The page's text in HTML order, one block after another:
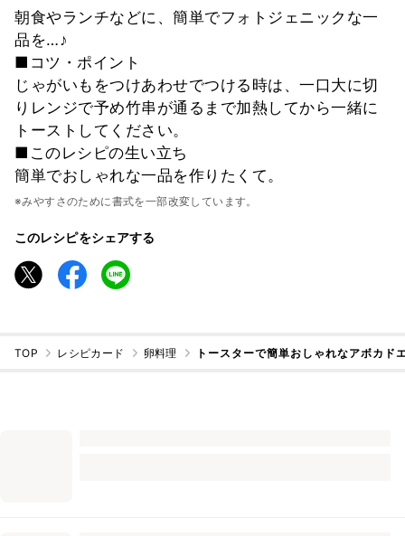
朝食やランチなどに、簡単でフォトジェニックな一
品を…♪
■コツ・ポイント
じゃがいもをつけあわせでつける時は、一口大に切
りレンジで予め竹串が通るまで加熱してから一緒に
トーストしてください。
■このレシピの生い立ち
簡単でおしゃれな一品を作りたくて。
※みやすさのために書式を一部改変しています。
このレシピをシェアする
TOP レシピカード 卵料理 トースターで簡単おしゃれなアボカド